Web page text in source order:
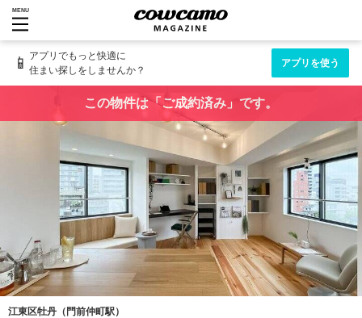
MENU
📱 アプリでもっと快適に
住まい探しをしませんか？
アプリを使う
この物件は「ご成約済み」です。
江東区牡丹（門前仲町駅）